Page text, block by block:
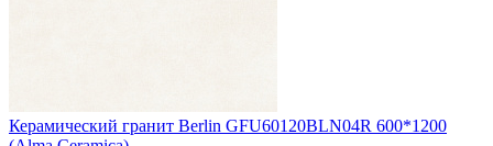
Керамический гранит Berlin GFU60120BLN04R 600*1200